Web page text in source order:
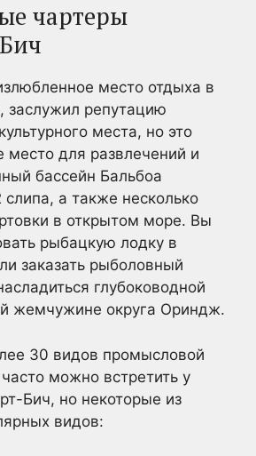
чартеры
место отдыха в
заслужил репутацию
места, но это
место для развлечений и
бассейн Бальбоа
слипа, а также несколько
в открытом море. Вы
рыбацкую лодку в
заказать рыболовный
глубоководной
жемчужине округа Ориндж.
30 видов промысловой
можно встретить у
Бич, но некоторые из
видов: